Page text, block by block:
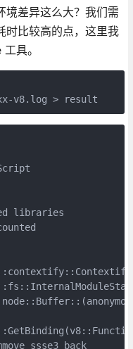
境差异这么大？我们需
时比较高的点，这里我
具。
v8.log > result
libraries